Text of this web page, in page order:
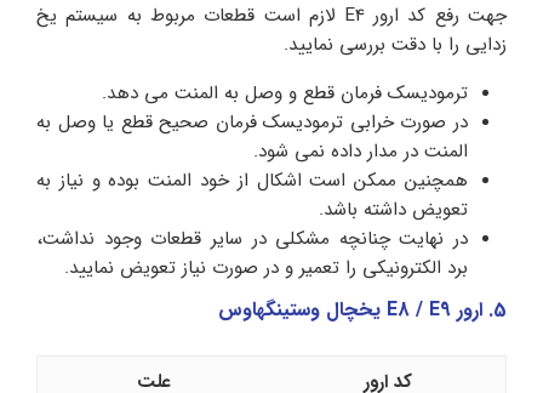
جهت رفع کد ارور E4 لازم است قطعات مربوط به سیستم یخ
زدایی را با دقت بررسی نمایید.
ترمودیسک فرمان قطع و وصل به المنت می دهد.
در صورت خرابی ترمودیسک فرمان صحیح قطع یا وصل به
المنت در مدار داده نمی شود.
همچنین ممکن است اشکال از خود المنت بوده و نیاز به
تعویض داشته باشد.
در نهایت چنانچه مشکلی در سایر قطعات وجود نداشت،
برد الکترونیکی را تعمیر و در صورت نیاز تعویض نمایید.
5. ارور E8 / E9 یخچال وستینگهاوس
کد ارور
علت